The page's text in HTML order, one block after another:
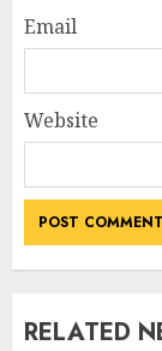
Email
Website
RELATED